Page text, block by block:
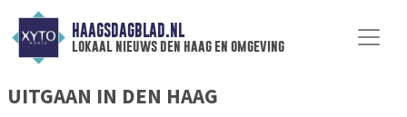
HAAGSDAGBLAD.NL
lokaal nieuws den haag en omgeving
UITGAAN IN DEN HAAG